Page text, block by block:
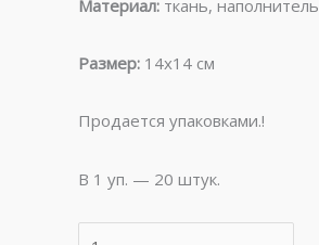
Материал: ткань, наполнитель
Размер: 14х14 см
Продается упаковками.!
В 1 уп. — 20 штук.